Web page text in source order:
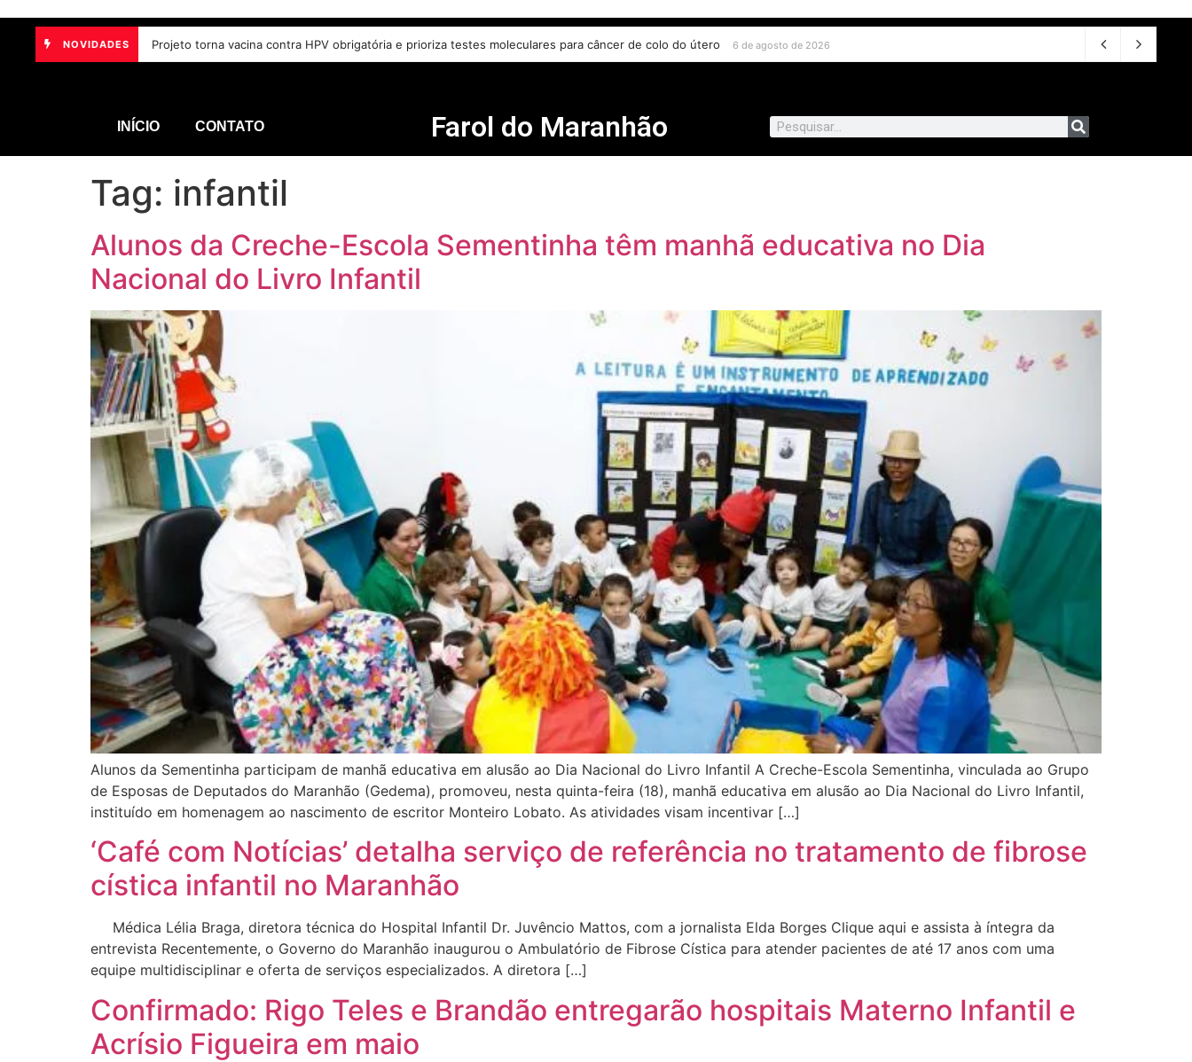
NOVIDADES Participantes de seminário defendem inclusão digital e escuta das comunidades para reurbanização de favelas 6 de agosto de 2026
INÍCIO CONTATO Farol do Maranhão
Tag: infantil
Alunos da Creche-Escola Sementinha têm manhã educativa no Dia
Nacional do Livro Infantil
Alunos da Sementinha participam de manhã educativa em alusão ao Dia Nacional do Livro Infantil A Creche-Escola Sementinha, vinculada ao Grupo
de Esposas de Deputados do Maranhão (Gedema), promoveu, nesta quinta-feira (18), manhã educativa em alusão ao Dia Nacional do Livro Infantil,
instituído em homenagem ao nascimento de escritor Monteiro Lobato. As atividades visam incentivar […]
‘Café com Notícias’ detalha serviço de referência no tratamento de fibrose
cística infantil no Maranhão
Médica Lélia Braga, diretora técnica do Hospital Infantil Dr. Juvêncio Mattos, com a jornalista Elda Borges Clique aqui e assista à íntegra da
entrevista Recentemente, o Governo do Maranhão inaugurou o Ambulatório de Fibrose Cística para atender pacientes de até 17 anos com uma
equipe multidisciplinar e oferta de serviços especializados. A diretora […]
Confirmado: Rigo Teles e Brandão entregarão hospitais Materno Infantil e
Acrísio Figueira em maio